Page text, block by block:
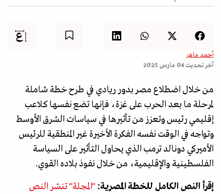
أحمد ماهر
آخر تحديث 04 مارس 2025
من خلال اضطلاع مصر بدور ريادي في طرح خطة شاملة
لمرحلة ما بعد الحرب على غزة، فإنها تضع نفسها كلاعب
إقليمي رئيس وتعزز من تأثيرها في سياسات الشرق الأوسط
وتواجه في الوقت نفسه الفكرة الأخيرة غير المنطقية للرئيس
الأميركي دونالد ترمب الذي يحاول التأثير على السياسة
الفلسطينية والإقليمية، من خلال نفوذ بلاده القوي.
إقرأ النص الكامل للخطة المصرية: "المجلة" تنشر النص